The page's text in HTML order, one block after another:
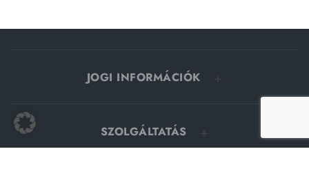
JOGI INFORMÁCIÓK
SZOLGÁLTATÁS